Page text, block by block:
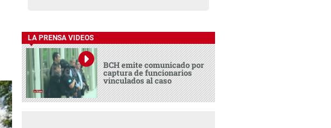
LA PRENSA VIDEOS
BCH emite comunicado por
captura de funcionarios
vinculados al caso